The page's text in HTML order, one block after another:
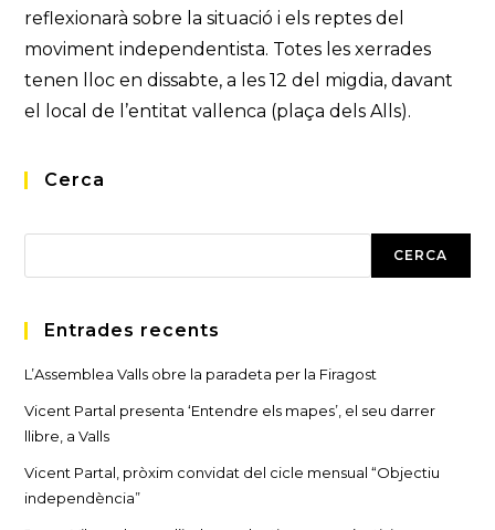
reflexionarà sobre la situació i els reptes del
moviment independentista. Totes les xerrades
tenen lloc en dissabte, a les 12 del migdia, davant
el local de l’entitat vallenca (plaça dels Alls).
Cerca
CERCA
Entrades recents
L’Assemblea Valls obre la paradeta per la Firagost
Vicent Partal presenta ‘Entendre els mapes’, el seu darrer
llibre, a Valls
Vicent Partal, pròxim convidat del cicle mensual “Objectiu
independència”